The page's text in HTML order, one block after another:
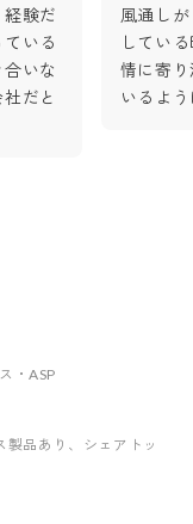
験だ
いる
いな
だと
風通し
してい
情に寄
いるよ
・ASP
製品あり 、シェアトッ